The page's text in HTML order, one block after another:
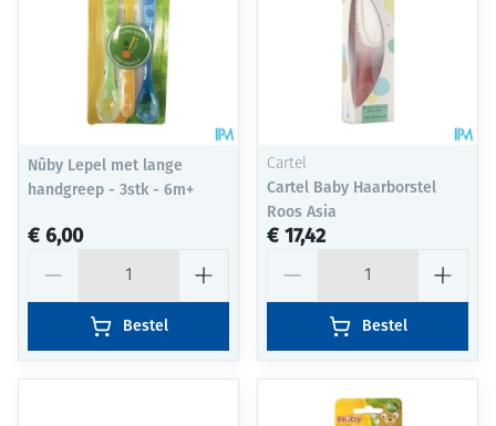
Nûby Lepel met lange
handgreep - 3stk - 6m+
€ 6,00
Bestel
Cartel
Cartel Baby Haarborstel
Roos Asia
€ 17,42
Bestel